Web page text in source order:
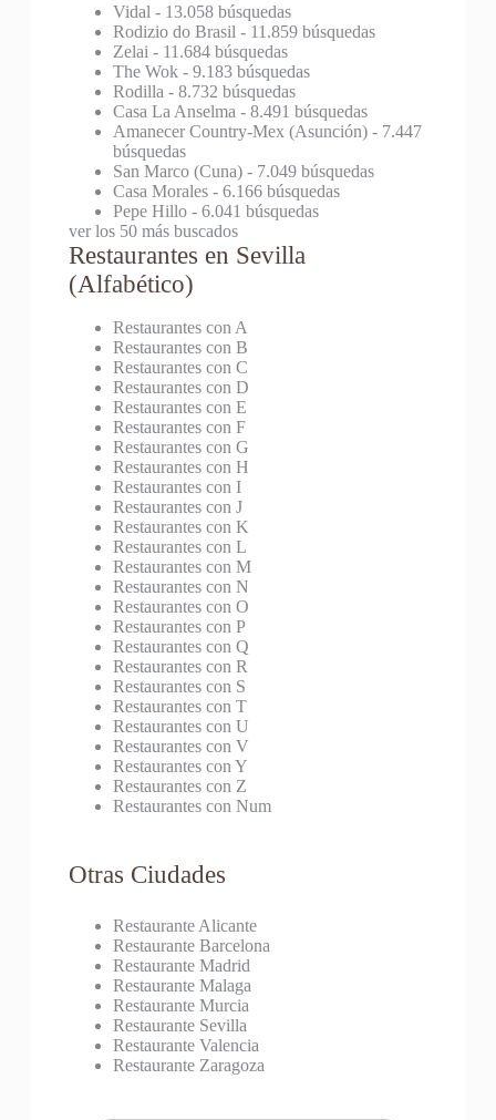
Vidal - 13.058 búsquedas
Rodizio do Brasil - 11.859 búsquedas
Zelai - 11.684 búsquedas
The Wok- 9.183 búsquedas
Rodilla - 8.732 búsquedas
Casa La Anselma - 8.491 búsquedas
Amanecer Country-Mex (Asunción)- 7.447
búsquedas
San Marco (Cuna)- 7.049 búsquedas
Casa Morales- 6.166 búsquedas
Pepe Hillo- 6.041 búsquedas
ver los 50 más buscados
Restaurantes en Sevilla
(Alfabético)
Restaurantes con A
Restaurantes con B
Restaurantes con C
Restaurantes con D
Restaurantes con E
Restaurantes con F
Restaurantes con G
Restaurantes con H
Restaurantes con I
Restaurantes con J
Restaurantes con K
Restaurantes con L
Restaurantes con M
Restaurantes con N
Restaurantes con O
Restaurantes con P
Restaurantes con Q
Restaurantes con R
Restaurantes con S
Restaurantes con T
Restaurantes con U
Restaurantes con V
Restaurantes con Y
Restaurantes con Z
Restaurantes con Num
Otras Ciudades
Restaurante Alicante
Restaurante Barcelona
Restaurante Madrid
Restaurante Malaga
Restaurante Murcia
Restaurante Sevilla
Restaurante Valencia
Restaurante Zaragoza